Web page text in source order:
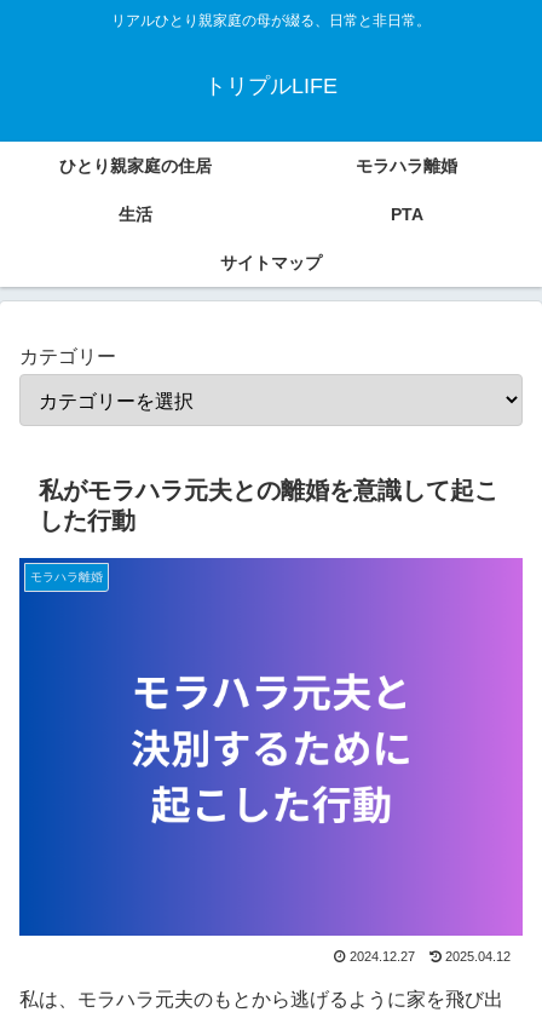
リアルひとり親家庭の母が綴る、日常と非日常。
トリプルLIFE
ひとり親家庭の住居 モラハラ離婚
生活 PTA
サイトマップ
カテゴリー
私がモラハラ元夫との離婚を意識して起こ
した行動
モラハラ離婚
2024.12.27 2025.04.12
私は、モラハラ元夫のもとから逃げるように家を飛び出